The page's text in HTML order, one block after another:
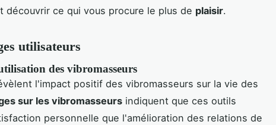
découvrir ce qui vous procure le plus de plaisir.
utilisateurs
des vibromasseurs
l'impact positif des vibromasseurs sur la vie des
sur les vibromasseurs indiquent que ces outils
personnelle que l'amélioration des relations de